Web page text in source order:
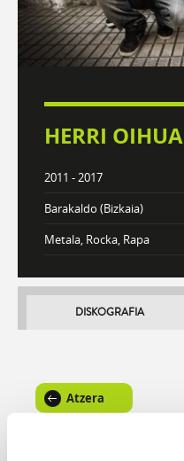
HERRI OIHUA
2011 - 2017
Barakaldo (Bizkaia)
Metala, Rocka, Rapa
DISKOGRAFIA
Atzera